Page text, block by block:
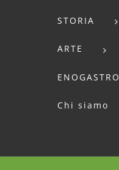
STORIA
ARTE
Chi siamo